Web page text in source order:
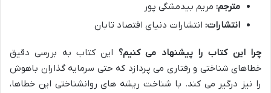
مترجم: مریم بیدمشگی پور
انتشارات: انتشارات دنیای اقتصاد تابان
چرا این کتاب را پیشنهاد می کنیم؟ این کتاب به بررسی دقیق
خطاهای شناختی و رفتاری می پردازد که حتی سرمایه گذاران باهوش
را نیز درگیر می کند. با شناخت ریشه های روانشناختی این خطاها،